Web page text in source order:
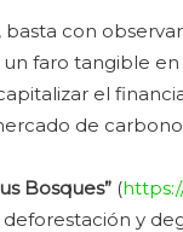
con observar
faro tangible
el
de
Bosques” (
y